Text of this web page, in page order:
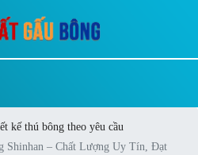
kế thú bông theo yêu cầu
Shinhan – Chất Lượng Uy Tín, Đạt